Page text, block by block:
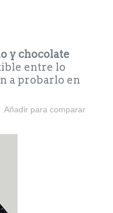
y chocolate
entre lo
a probarlo en
Añadir para comparar